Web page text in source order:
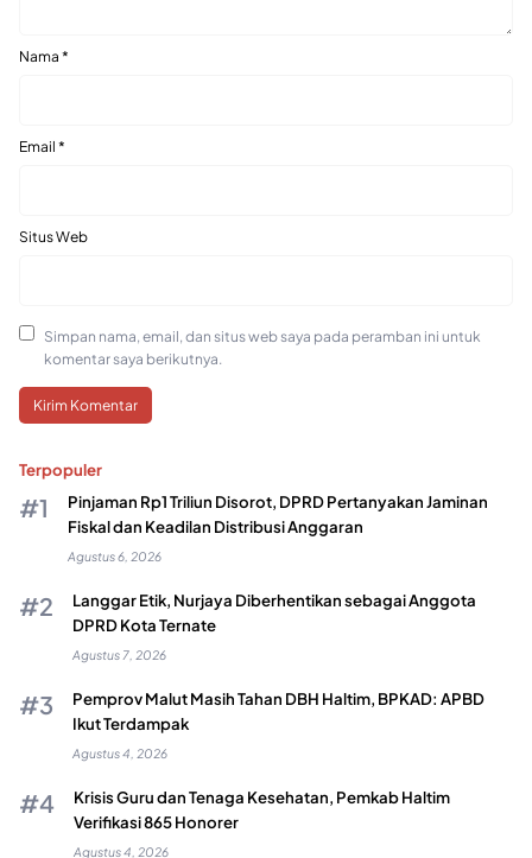
Nama *
Email *
Situs Web
Simpan nama, email, dan situs web saya pada peramban ini untuk
komentar saya berikutnya.
Terpopuler
Pinjaman Rp1 Triliun Disorot, DPRD Pertanyakan Jaminan
Fiskal dan Keadilan Distribusi Anggaran
Agustus 6, 2026
Langgar Etik, Nurjaya Diberhentikan sebagai Anggota
DPRD Kota Ternate
Agustus 7, 2026
Pemprov Malut Masih Tahan DBH Haltim, BPKAD: APBD
Ikut Terdampak
Agustus 4, 2026
Krisis Guru dan Tenaga Kesehatan, Pemkab Haltim
Verifikasi 865 Honorer
Agustus 4, 2026